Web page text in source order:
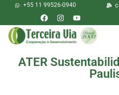
+55 11 99526-0940
ATER